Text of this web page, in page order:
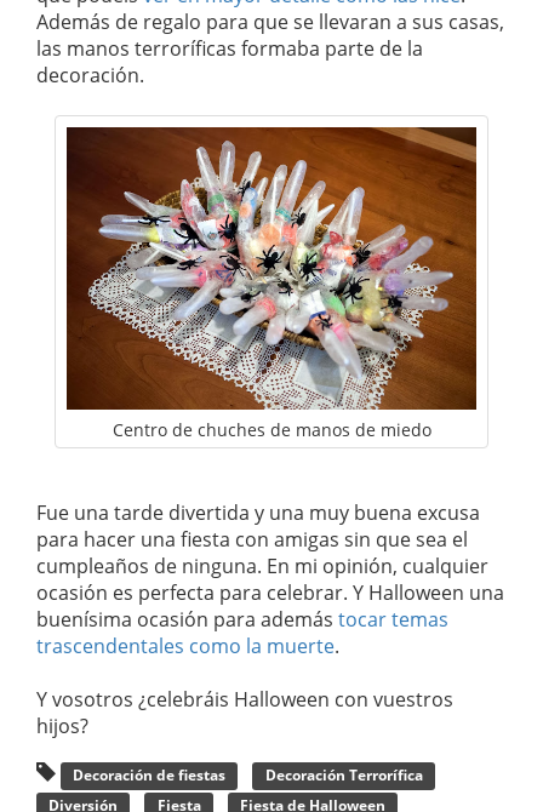
Además de regalo para que se llevaran a sus casas,
las manos terroríficas formaba parte de la
decoración.
Centro de chuches de manos de miedo
Fue una tarde divertida y una muy buena excusa
para hacer una fiesta con amigas sin que sea el
cumpleaños de ninguna. En mi opinión, cualquier
ocasión es perfecta para celebrar. Y Halloween una
buenísima ocasión para además tocar temas
trascendentales como la muerte.
Y vosotros ¿celebráis Halloween con vuestros
hijos?
Decoración de fiestas
Decoración Terrorífica
Diversión
Fiesta
Fiesta de Halloween